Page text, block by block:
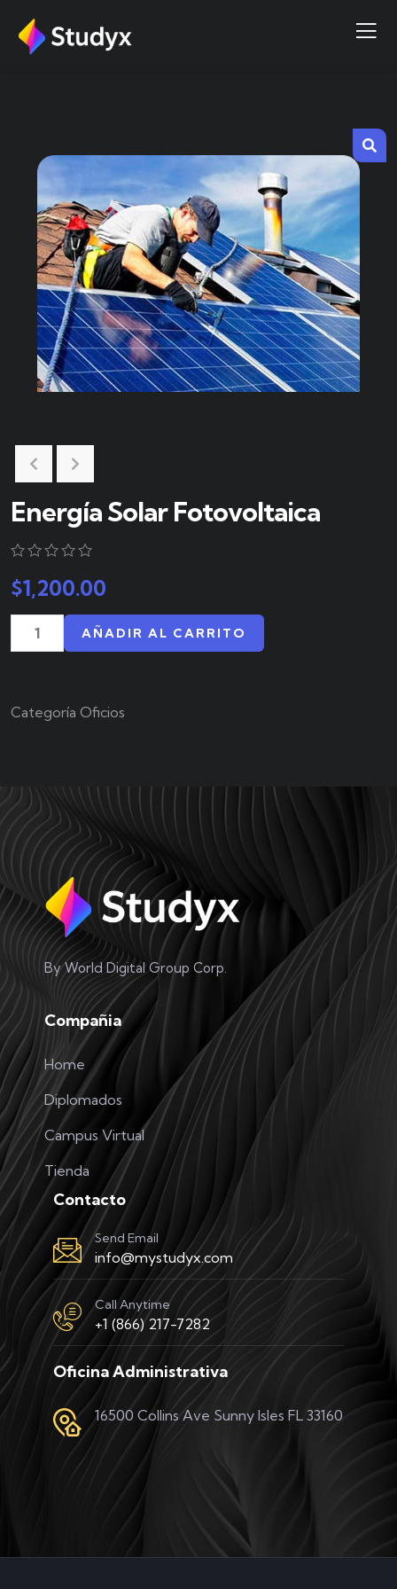
Energía Solar Fotovoltaica
out
based
customer
$1,200.00
AÑADIR AL CARRITO
Categoría Oficios
By World Digital Group Corp.
Compañia
Home
Diplomados
Campus Virtual
Tienda
Contacto
Send Email
info@mystudyx.com
Call Anytime
+1 (866) 217-7282
Oficina Administrativa
16500 Collins Ave Sunny Isles FL 33160